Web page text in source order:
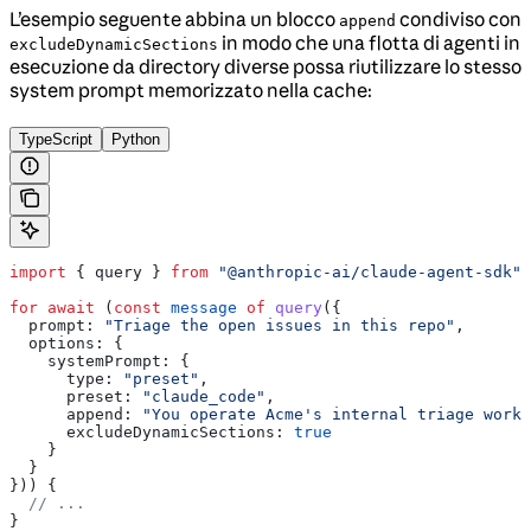
L’esempio seguente abbina un blocco append condiviso con
excludeDynamicSections in modo che una flotta di agenti in
esecuzione da directory diverse possa riutilizzare lo stesso
system prompt memorizzato nella cache:
TypeScript Python
import { query } from "@anthropic-ai/claude-agent-sdk"
for await ( const message of query ({
  prompt:
"Triage the open issues in this repo" ,
  options:
{
    systemPrompt:
{
      type:
"preset" ,
      preset:
"claude_code" ,
      append:
"You operate Acme's internal triage
      excludeDynamicSections:
true
    }
  }
})) {
  // ...
}